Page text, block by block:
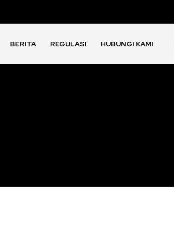
BERITA REGULASI HUBUNGI KAMI